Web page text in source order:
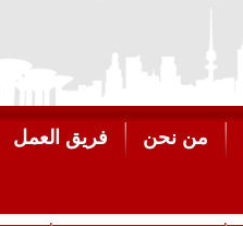
من نحن فريق العمل